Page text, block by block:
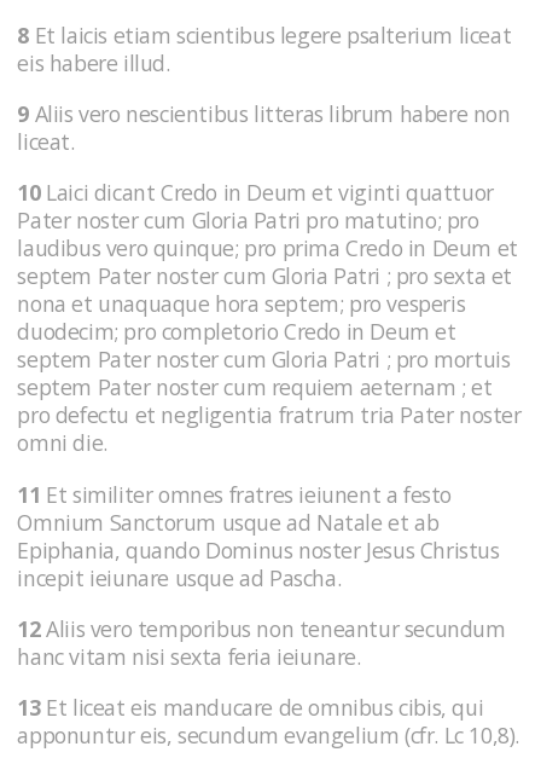
8 Et laicis etiam scientibus legere psalterium liceat
eis habere illud.
9 Aliis vero nescientibus litteras librum habere non
liceat.
10Laici dicant Credo in Deum et viginti quattuor
Pater noster cum Gloria Patri pro matutino; pro
laudibus vero quinque; pro prima Credo in Deum et
septem Pater noster cum Gloria Patri ; pro sexta et
nona et unaquaque hora septem; pro vesperis
duodecim; pro completorio Credo in Deum et
septem Pater noster cum Gloria Patri ; pro mortuis
septem Pater noster cum requiem aeternam ; et
pro defectu et negligentia fratrum tria Pater noster
omni die.
11 Et similiter omnes fratres ieiunent a festo
Omnium Sanctorum usque ad Natale et ab
Epiphania, quando Dominus noster Jesus Christus
incepit ieiunare usque ad Pascha.
12Aliis vero temporibus non teneantur secundum
hanc vitam nisi sexta feria ieiunare.
13Et liceat eis manducare de omnibus cibis, qui
apponuntur eis, secundum evangelium (cfr. Lc 10,8).